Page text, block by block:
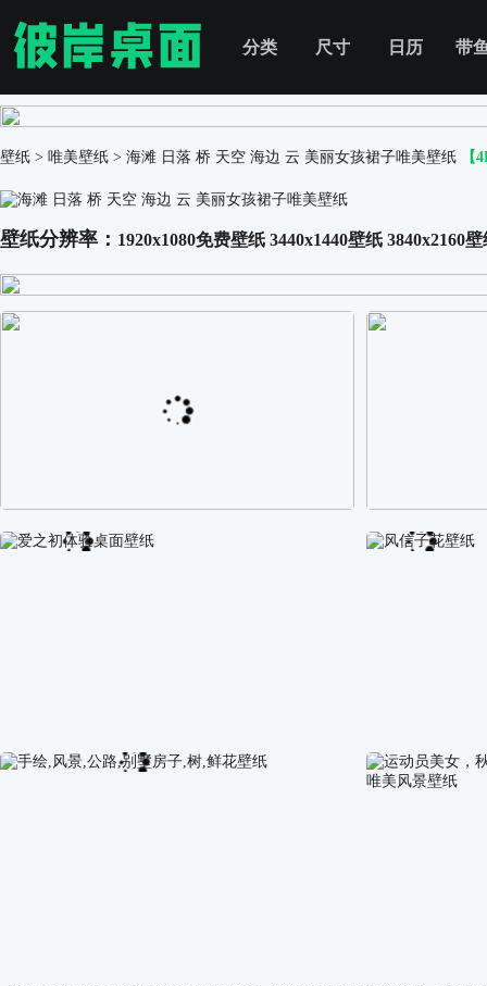
分类 尺寸 日历 带
壁纸 > 唯美壁纸 > 海滩 日落 桥 天空 海边 云 美丽女孩裙子唯美壁纸 【
壁纸分辨率： 1920x1080免费壁纸 3440x1440壁纸 3840x2160壁
阿尔卑斯山区自然风景壁纸 校园长发可爱
爱之初体验桌面壁纸 风信子花壁纸